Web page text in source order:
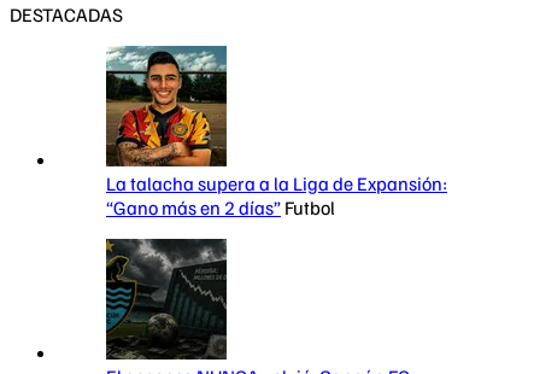
DESTACADAS
La talacha supera a la Liga de Expansión:
“Gano más en 2 días” Futbol